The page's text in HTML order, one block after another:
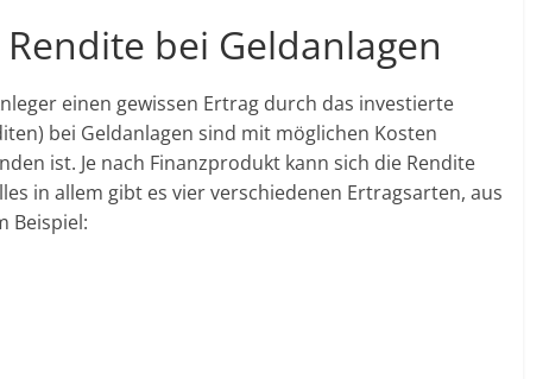
bei Geldanlagen
einen gewissen Ertrag durch das investierte
bei Geldanlagen sind mit möglichen Kosten
ist. Je nach Finanzprodukt kann sich die Rendite
in allem gibt es vier verschiedenen Ertragsarten, aus
Beispiel: